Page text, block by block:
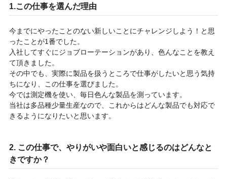
1.この仕事を選んだ理由
今までにやったことのない新しいことにチャレンジしよう！と思
ったことが1番でした。
入社してすぐにジョブローテーションがあり、色んなことを教え
て頂きました。
その中でも、実際に製品を扱うところで仕事がしたいと思う気持
ちになり、この仕事を選びました。
今では測定機を使い、毎日色んな製品を測っています。
当社は多品種少量生産なので、これからはどんな製品でも対応で
きるようになりたいと思います。
2. この仕事で、やりがいや面白いと感じるのはどんなと
きですか？